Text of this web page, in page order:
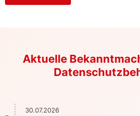
Aktuelle
30.07.2026